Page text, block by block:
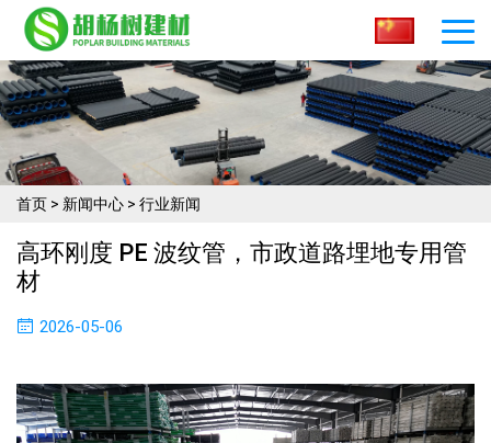
首页 > 新闻中心 > 行业新闻
高环刚度 PE 波纹管，市政道路埋地专用管
材
2026-05-06